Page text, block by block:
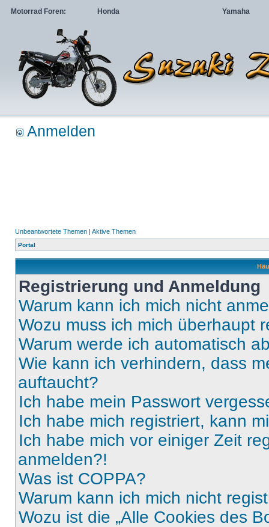
Motorrad Foren: Honda Yamaha
Anmelden
Unbeantwortete Themen | Aktive Themen
Portal
Registrierung und Anmeldung
Warum kann ich mich nicht
Wozu muss ich mich überhaupt
Warum werde ich automatisch
Wie kann ich verhindern, dass
auftaucht?
Ich habe mein Passwort
Ich habe mich registriert, kann
Ich habe mich vor einiger Zeit
anmelden?!
Was ist COPPA?
Warum kann ich mich nicht
Wozu ist die „Alle Cookies des